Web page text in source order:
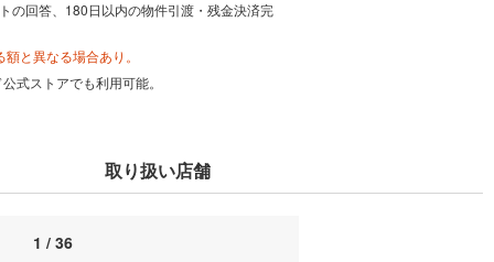
の回答、180日以内の物件引渡・残金決済完
と異なる場合あり。
式ストアでも利用可能。
取り扱い店舗
1 / 36